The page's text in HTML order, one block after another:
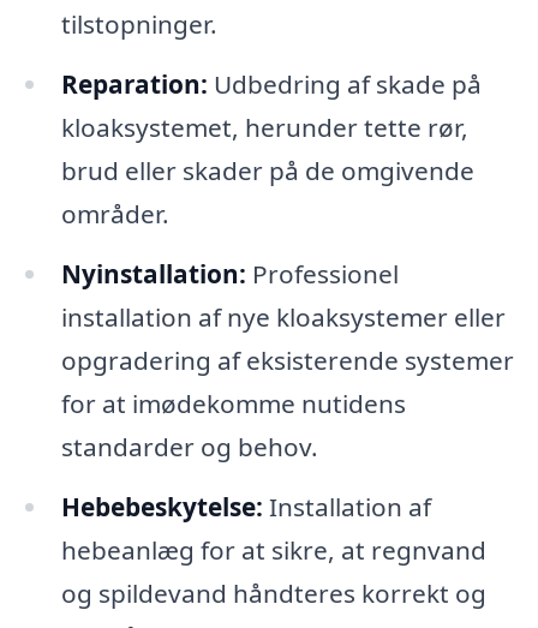
tilstopninger.
Reparation: Udbedring af skade på
kloaksystemet, herunder tette rør,
brud eller skader på de omgivende
områder.
Nyinstallation: Professionel
installation af nye kloaksystemer eller
opgradering af eksisterende systemer
for at imødekomme nutidens
standarder og behov.
Hebebeskytelse: Installation af
hebeanlæg for at sikre, at regnvand
og spildevand håndteres korrekt og